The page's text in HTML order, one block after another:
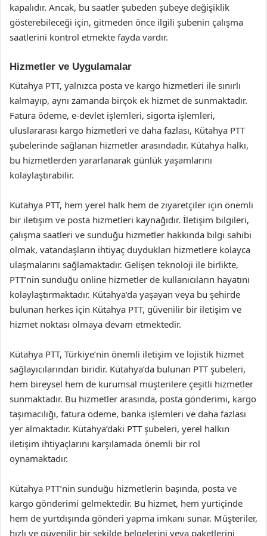
kapalıdır. Ancak, bu saatler şubeden şubeye değişiklik
gösterebileceği için, gitmeden önce ilgili şubenin çalışma
saatlerini kontrol etmekte fayda vardır.
Hizmetler ve Uygulamalar
Kütahya PTT, yalnızca posta ve kargo hizmetleri ile sınırlı
kalmayıp, aynı zamanda birçok ek hizmet de sunmaktadır.
Fatura ödeme, e-devlet işlemleri, sigorta işlemleri,
uluslararası kargo hizmetleri ve daha fazlası, Kütahya PTT
şubelerinde sağlanan hizmetler arasındadır. Kütahya halkı,
bu hizmetlerden yararlanarak günlük yaşamlarını
kolaylaştırabilir.
Kütahya PTT, hem yerel halk hem de ziyaretçiler için önemli
bir iletişim ve posta hizmetleri kaynağıdır. İletişim bilgileri,
çalışma saatleri ve sunduğu hizmetler hakkında bilgi sahibi
olmak, vatandaşların ihtiyaç duydukları hizmetlere kolayca
ulaşmalarını sağlamaktadır. Gelişen teknoloji ile birlikte,
PTT’nin sunduğu online hizmetler de kullanıcıların hayatını
kolaylaştırmaktadır. Kütahya’da yaşayan veya bu şehirde
bulunan herkes için Kütahya PTT, güvenilir bir iletişim ve
hizmet noktası olmaya devam etmektedir.
Kütahya PTT, Türkiye’nin önemli iletişim ve lojistik hizmet
sağlayıcılarından biridir. Kütahya’da bulunan PTT şubeleri,
hem bireysel hem de kurumsal müşterilere çeşitli hizmetler
sunmaktadır. Bu hizmetler arasında, posta gönderimi, kargo
taşımacılığı, fatura ödeme, banka işlemleri ve daha fazlası
yer almaktadır. Kütahya’daki PTT şubeleri, yerel halkın
iletişim ihtiyaçlarını karşılamada önemli bir rol
oynamaktadır.
Kütahya PTT’nin sunduğu hizmetlerin başında, posta ve
kargo gönderimi gelmektedir. Bu hizmet, hem yurtiçinde
hem de yurtdışında gönderi yapma imkanı sunar. Müşteriler,
hızlı ve güvenilir bir şekilde belgelerini veya paketlerini